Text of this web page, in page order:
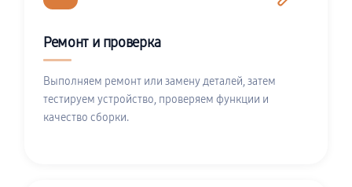
Ремонт и проверка
Выполняем ремонт или замену деталей, затем
тестируем устройство, проверяем функции и
качество сборки.